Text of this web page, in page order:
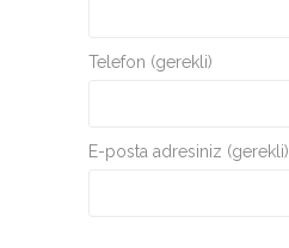
Telefon (gerekli)
E-posta adresiniz (gerekli)